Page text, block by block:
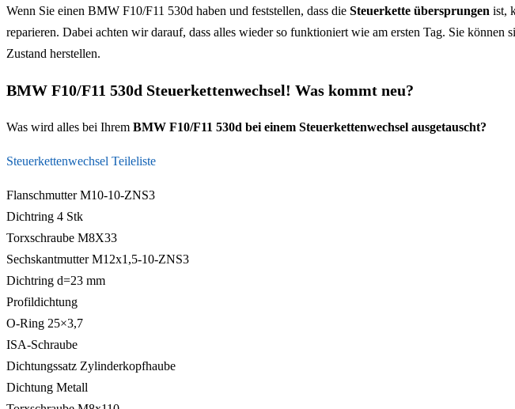
Wenn Sie einen BMW F10/F11 530d haben und feststellen, dass die Steuerkette übersprungen ist,
reparieren. Dabei achten wir darauf, dass alles wieder so funktioniert wie am ersten Tag. Sie
Zustand herstellen.
BMW F10/F11 530d Steuerkettenwechsel! Was kommt neu?
Was wird alles bei Ihrem BMW F10/F11 530d bei einem Steuerkettenwechsel ausgetauscht?
Steuerkettenwechsel Teileliste
Flanschmutter M10-10-ZNS3
Dichtring 4 Stk
Torxschraube M8X33
Sechskantmutter M12x1,5-10-ZNS3
Dichtring d=23 mm
Profildichtung
O-Ring 25×3,7
ISA-Schraube
Dichtungssatz Zylinderkopfhaube
Dichtung Metall